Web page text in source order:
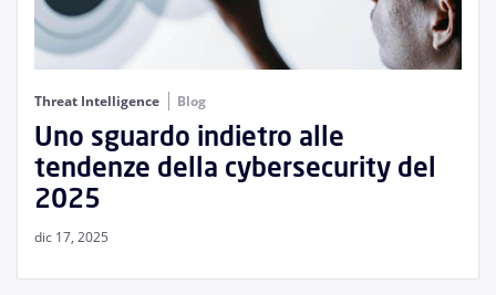
Threat Intelligence Blog
Uno sguardo indietro alle
tendenze della cybersecurity del
2025
dic 17, 2025